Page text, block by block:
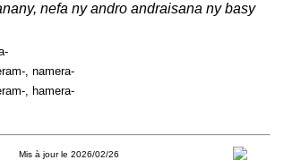
nefa ny andro andraisana ny basy
, namera-
, hamera-
Mis à jour le 2026/02/26